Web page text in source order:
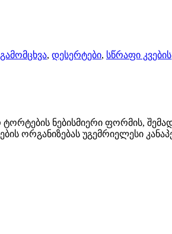
, დესერტები, სწრაფი კვების
ნებისმიერი ფორმის,
ორგანიზებას უგემრიელესი